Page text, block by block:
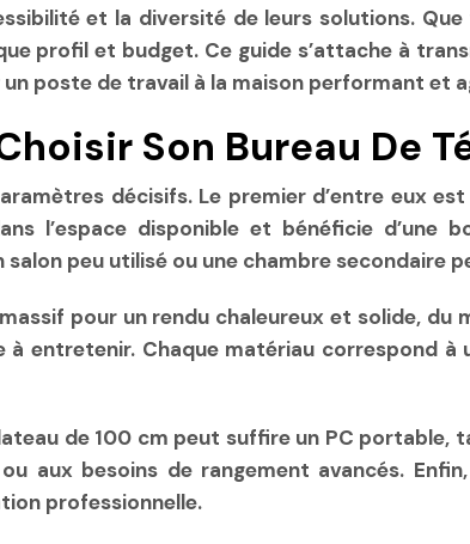
et la diversité de leurs solutions. Que
profil et budget. Ce guide s’attache à
poste de travail à la maison performant et
Son Bureau De
décisifs. Le premier d’entre eux est
l’espace disponible et bénéficie d’une
peu utilisé ou une chambre secondaire
pour un rendu chaleureux et solide, du
entretenir. Chaque matériau correspond à
de 100 cm peut suffire un PC portable,
aux besoins de rangement avancés.
professionnelle.